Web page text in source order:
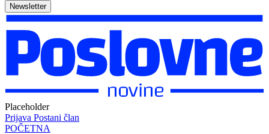
Newsletter
Placeholder
Prijava Postani član
POČETNA